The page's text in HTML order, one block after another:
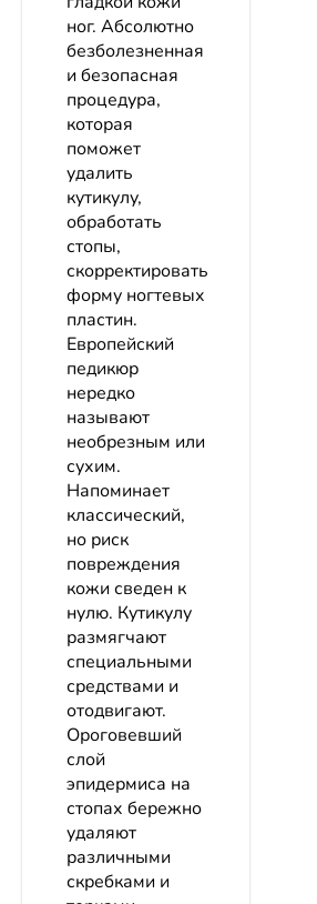
ног. Абсолютно
безболезненная
и безопасная
процедура,
которая
поможет
удалить
кутикулу,
обработать
стопы,
скорректировать
форму ногтевых
пластин.
Европейский
педикюр
нередко
называют
необрезным или
сухим.
Напоминает
классический,
но риск
повреждения
кожи сведен к
нулю. Кутикулу
размягчают
специальными
средствами и
отодвигают.
Ороговевший
слой
эпидермиса на
стопах бережно
удаляют
различными
скребками и